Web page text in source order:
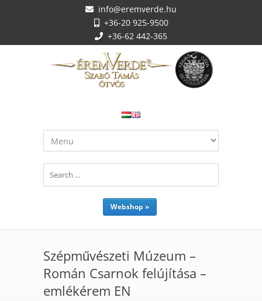
info@eremverde.hu
+36-20 925-9500
+36-62 442-365
Webshop »
Szépművészeti Múzeum –
Román Csarnok felújítása –
emlékérem EN